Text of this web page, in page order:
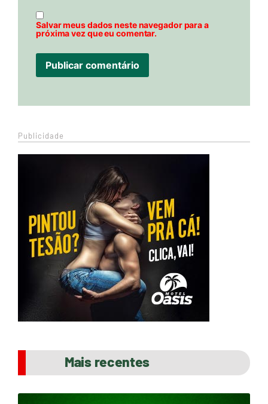
Salvar meus dados neste navegador para a
próxima vez que eu comentar.
Publicidade
Mais recentes